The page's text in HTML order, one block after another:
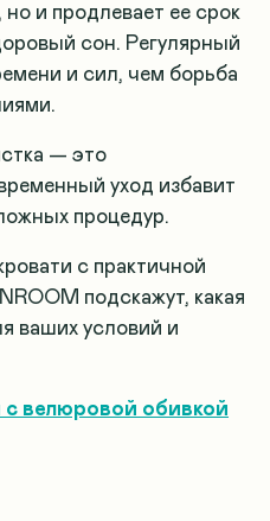
и продлевает ее срок
сон. Регулярный
и сил, чем борьба
— это
уход избавит
процедур.
с практичной
подскажут, какая
ваших условий и
с велюровой обивкой